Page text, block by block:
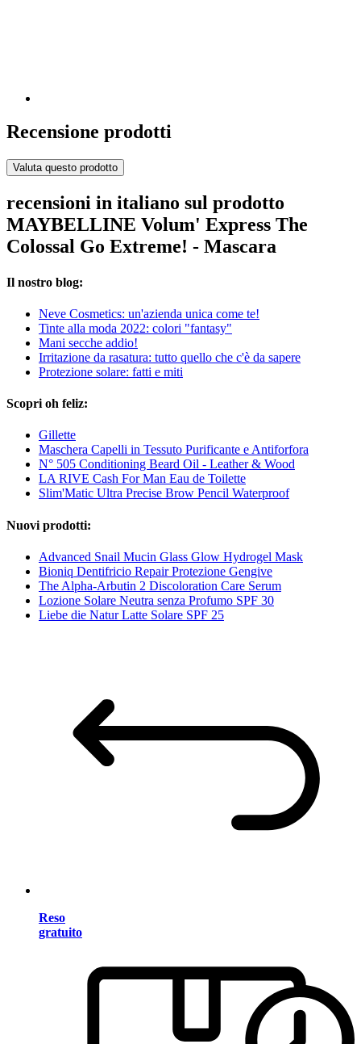
Recensione prodotti
Valuta questo prodotto
recensioni in italiano sul prodotto
MAYBELLINE Volum' Express The
Colossal Go Extreme! - Mascara
Il nostro blog:
Neve Cosmetics: un'azienda unica come te!
Tinte alla moda 2022: colori "fantasy"
Mani secche addio!
Irritazione da rasatura: tutto quello che c'è da sapere
Protezione solare: fatti e miti
Scopri oh feliz:
Gillette
Maschera Capelli in Tessuto Purificante e Antiforfora
N° 505 Conditioning Beard Oil - Leather & Wood
LA RIVE Cash For Man Eau de Toilette
Slim'Matic Ultra Precise Brow Pencil Waterproof
Nuovi prodotti:
Advanced Snail Mucin Glass Glow Hydrogel Mask
Bioniq Dentifricio Repair Protezione Gengive
The Alpha-Arbutin 2 Discoloration Care Serum
Lozione Solare Neutra senza Profumo SPF 30
Liebe die Natur Latte Solare SPF 25
Reso
gratuito